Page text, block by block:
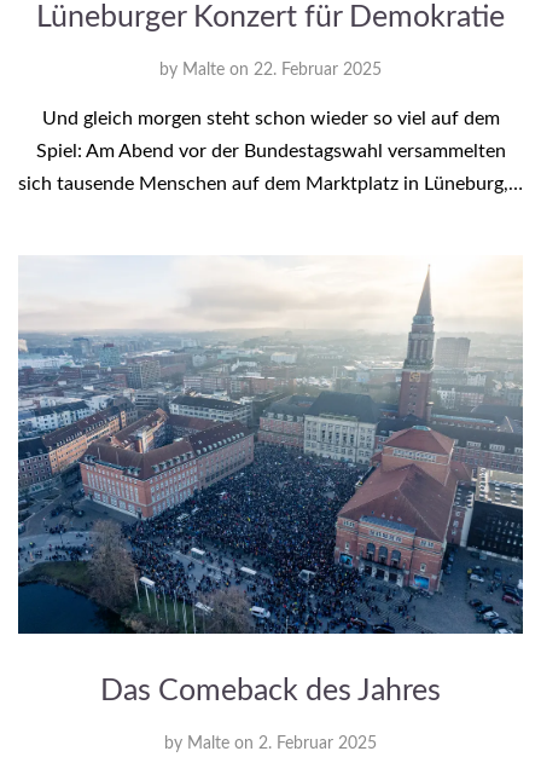
Lüneburger Konzert für Demokratie
by Malte on 22. Februar 2025
Und gleich morgen steht schon wieder so viel auf dem
Spiel: Am Abend vor der Bundestagswahl versammelten
sich tausende Menschen auf dem Marktplatz in Lüneburg,…
Das Comeback des Jahres
by Malte on 2. Februar 2025